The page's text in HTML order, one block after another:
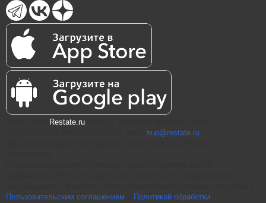
Restate.ru
sup@restate.ru
Пользовательским соглашением
Политикой обработки